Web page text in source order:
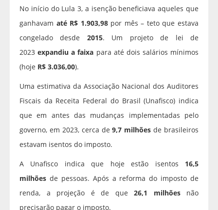
No início do Lula 3, a isenção beneficiava aqueles que
ganhavam até R$ 1.903,98por mês – teto que estava
congelado desde 2015. Um projeto de lei de
2023expandiu a faixa para até dois salários mínimos
(hoje R$ 3.036,00).
Uma estimativa da Associação Nacional dos Auditores
Fiscais da Receita Federal do Brasil (Unafisco) indica
que em antes das mudanças implementadas pelo
governo, em 2023, cerca de9,7 milhões de brasileiros
estavam isentos do imposto.
A Unafisco indica que hoje estão isentos 16,5
milhões de pessoas. Após a reforma do imposto de
renda, a projeção é de que 26,1 milhõesnão
precisarão pagar o imposto.